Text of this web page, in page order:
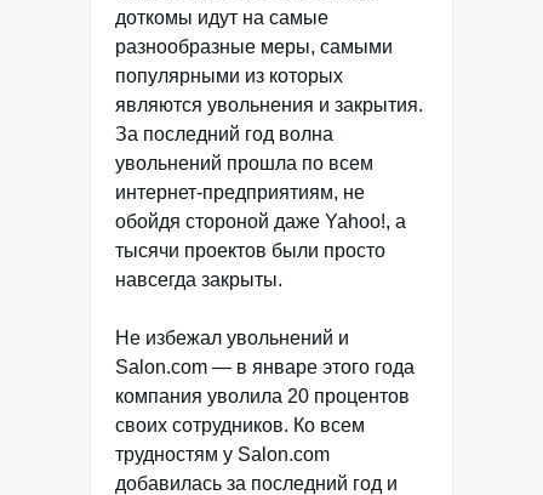
доткомы идут на самые
разнообразные меры, самыми
популярными из которых
являются увольнения и закрытия.
За последний год волна
увольнений прошла по всем
интернет-предприятиям, не
обойдя стороной даже Yahoo!, а
тысячи проектов были просто
навсегда закрыты.
Не избежал увольнений и
Salon.com — в январе этого года
компания уволила 20 процентов
своих сотрудников. Ко всем
трудностям у Salon.com
добавилась за последний год и